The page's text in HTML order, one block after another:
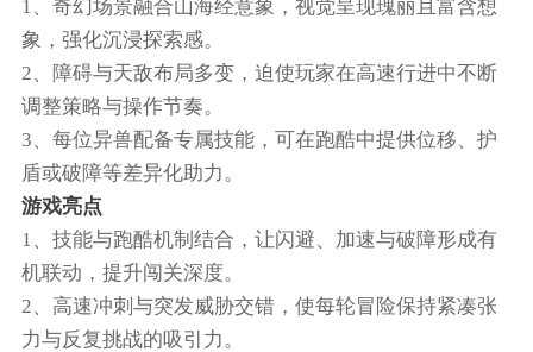
1、奇幻场景融合山海经意象，视觉呈现瑰丽且富含想
象，强化沉浸探索感。
2、障碍与天敌布局多变，迫使玩家在高速行进中不断
调整策略与操作节奏。
3、每位异兽配备专属技能，可在跑酷中提供位移、护
盾或破障等差异化助力。
游戏亮点
1、技能与跑酷机制结合，让闪避、加速与破障形成有
机联动，提升闯关深度。
2、高速冲刺与突发威胁交错，使每轮冒险保持紧凑张
力与反复挑战的吸引力。